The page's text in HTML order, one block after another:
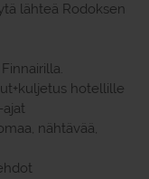
lähteä Rodoksen
hotellille
nähtävää,